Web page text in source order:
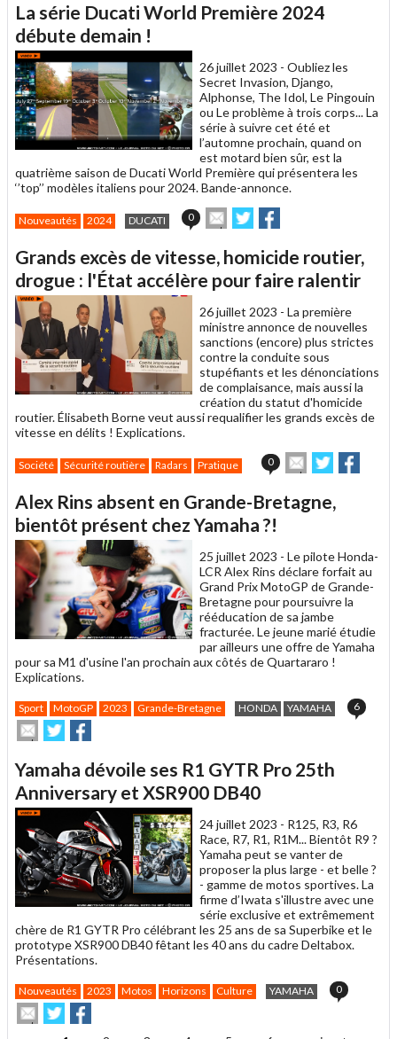
à
un
ami
La série Ducati World Première 2024
débute demain !
26 juillet 2023 - Oubliez les
Secret Invasion, Django,
Alphonse, The Idol, Le Pingouin
ou Le problème à trois corps... La
série à suivre cet été et
l’automne prochain, quand on
est motard bien sûr, est la
quatrième saison de Ducati World Première qui présentera les
‘’top’’ modèles italiens pour 2024. Bande-annonce.
Nouveautés 2024 DUCATI 0
Envoyer
cet
à
un
ami
Partager
sur sur
Grands excès de vitesse, homicide routier,
drogue : l'État accélère pour faire ralentir
26 juillet 2023 - La première
ministre annonce de nouvelles
sanctions (encore) plus strictes
contre la conduite sous
stupéfiants et les dénonciations
de complaisance, mais aussi la
création du statut d'homicide
routier. Élisabeth Borne veut aussi requalifier les grands excès de
vitesse en délits ! Explications.
Société Sécurité routière Radars Pratique 0
Envoyer
cet
à
Partager
sur sur
Alex Rins absent en Grande-Bretagne,
bientôt présent chez Yamaha ?!
25 juillet 2023 - Le pilote Honda-
LCR Alex Rins déclare forfait au
Grand Prix MotoGP de Grande-
Bretagne pour poursuivre la
rééducation de sa jambe
fracturée. Le jeune marié étudie
par ailleurs une offre de Yamaha
pour sa M1 d'usine l'an prochain aux côtés de Quartararo !
Explications.
Sport MotoGP 2023 Grande-Bretagne HONDA YAMAHA 6
Envoyer
cet
à
un
ami
Partager
sur
sur
Yamaha dévoile ses R1 GYTR Pro 25th
Anniversary et XSR900 DB40
24 juillet 2023 - R125, R3, R6
Race, R7, R1, R1M... Bientôt R9 ?
Yamaha peut se vanter de
proposer la plus large - et belle ?
- gamme de motos sportives. La
firme d’Iwata s'illustre avec une
série exclusive et extrêmement
chère de R1 GYTR Pro célébrant les 25 ans de sa Superbike et le
prototype XSR900 DB40 fêtant les 40 ans du cadre Deltabox.
Présentations.
Nouveautés 2023 Motos Horizons Culture YAMAHA 0
Envoyer
cet
Partager
sur
sur